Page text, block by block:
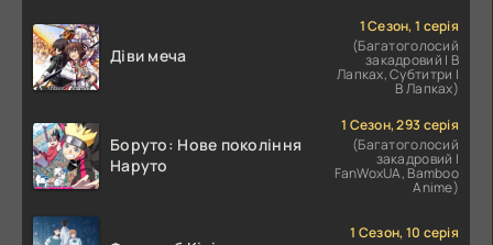
Діви меча
1 Сезон, 1 серія
(Багатоголосий
закадровий | В
Лапках, Субтитри |
В Лапках)
Боруто: Нове покоління
Наруто
1 Сезон, 293 серія
(Багатоголосий
закадровий |
FanWoxUA, Bamboo
Anime)
1 Сезон, 10 серія